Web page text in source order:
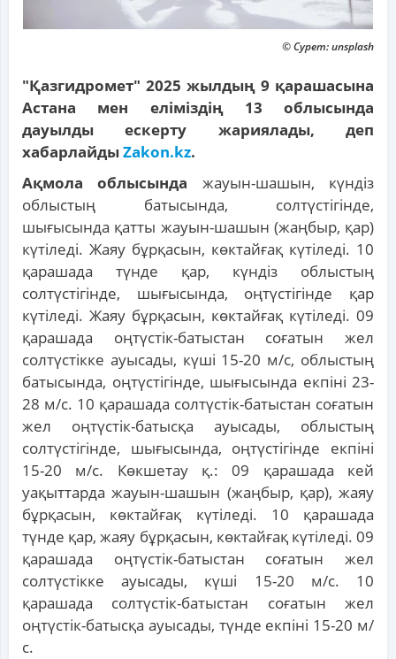
© Сурет: unsplash
"Қазгидромет" 2025 жылдың 9 қарашасына
Астана мен еліміздің 13 облысында
дауылды ескерту жариялады, деп
хабарлайдыZakon.kz.
Ақмола облысында жауын-шашын, күндіз
облыстың батысында, солтүстігінде,
шығысында қатты жауын-шашын (жаңбыр, қар)
күтіледі. Жаяу бұрқасын, көктайғақ күтіледі. 10
қарашада түнде қар, күндіз облыстың
солтүстігінде, шығысында, оңтүстігінде қар
күтіледі. Жаяу бұрқасын, көктайғақ күтіледі. 09
қарашада оңтүстік-батыстан соғатын жел
солтүстікке ауысады, күші 15-20 м/с, облыстың
батысында, оңтүстігінде, шығысында екпіні 23-
28 м/с. 10 қарашада солтүстік-батыстан соғатын
жел оңтүстік-батысқа ауысады, облыстың
солтүстігінде, шығысында, оңтүстігінде екпіні
15-20 м/с. Көкшетау қ.: 09 қарашада кей
уақыттарда жауын-шашын (жаңбыр, қар), жаяу
бұрқасын, көктайғақ күтіледі. 10 қарашада
түнде қар, жаяу бұрқасын, көктайғақ күтіледі. 09
қарашада оңтүстік-батыстан соғатын жел
солтүстікке ауысады, күші 15-20 м/с. 10
қарашада солтүстік-батыстан соғатын жел
оңтүстік-батысқа ауысады, түнде екпіні 15-20 м/
с.